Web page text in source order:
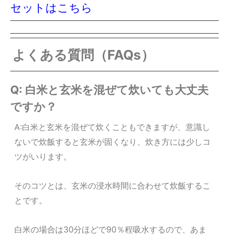
セットはこちら
よくある質問（FAQs）
Q: 白米と玄米を混ぜて炊いても大丈夫
ですか？
A:白米と玄米を混ぜて炊くこともできますが、意識し
ないで炊飯すると玄米が固くなり、炊き方には少しコ
ツがいります。
そのコツとは、玄米の浸水時間に合わせて炊飯するこ
とです。
白米の場合は30分ほどで90％程吸水するので、あま